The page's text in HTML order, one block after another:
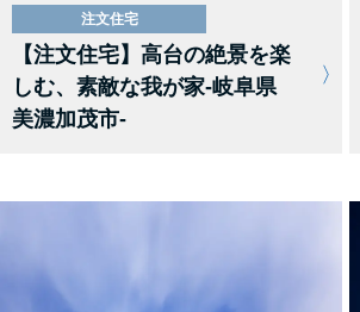
注文住宅
【注文住宅】高台の絶景を楽
しむ、素敵な我が家-岐阜県
美濃加茂市-